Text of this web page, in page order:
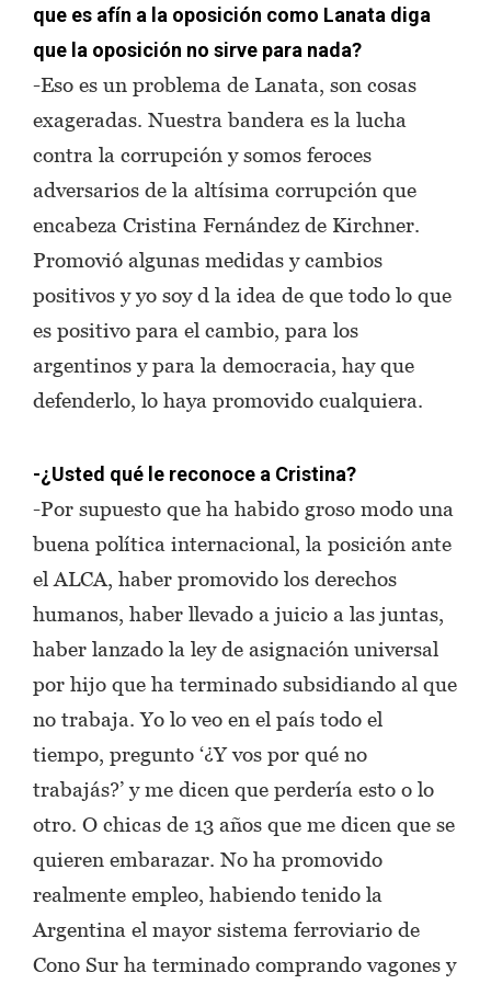
que es afín a la oposición como Lanata diga
que la oposición no sirve para nada?
-Eso es un problema de Lanata, son cosas
exageradas. Nuestra bandera es la lucha
contra la corrupción y somos feroces
adversarios de la altísima corrupción que
encabeza Cristina Fernández de Kirchner.
Promovió algunas medidas y cambios
positivos y yo soy d la idea de que todo lo que
es positivo para el cambio, para los
argentinos y para la democracia, hay que
defenderlo, lo haya promovido cualquiera.
-¿Usted qué le reconoce a Cristina?
-Por supuesto que ha habido groso modo una
buena política internacional, la posición ante
el ALCA, haber promovido los derechos
humanos, haber llevado a juicio a las juntas,
haber lanzado la ley de asignación universal
por hijo que ha terminado subsidiando al que
no trabaja. Yo lo veo en el país todo el
tiempo, pregunto ‘¿Y vos por qué no
trabajás?’ y me dicen que perdería esto o lo
otro. O chicas de 13 años que me dicen que se
quieren embarazar. No ha promovido
realmente empleo, habiendo tenido la
Argentina el mayor sistema ferroviario de
Cono Sur ha terminado comprando vagones y